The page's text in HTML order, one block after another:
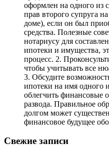
оформлен на одного из
прав второго супруга
доме), если он был
средства. Полезные
нотариусу для
ипотеки и имущества,
процесс. 2.
чтобы учитывать все
3. Обсудите
ипотеки на имя одного
облегчить финансовые
развода. Правильное
долгом может
финансовое будущее
Свежие записи